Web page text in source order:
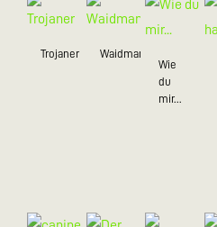
Trojaner
Waidmannsheil
Wie
du
mir...